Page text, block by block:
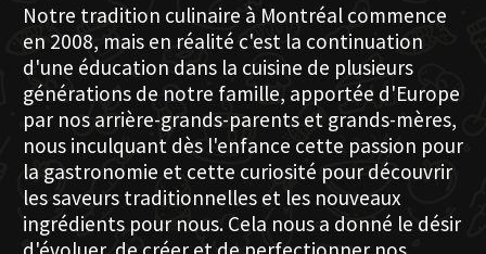
Notre tradition culinaire à Montréal commence
en 2008, mais en réalité c'est la continuation
d'une éducation dans la cuisine de plusieurs
générations de notre famille, apportée d'Europe
par nos arrière-grands-parents et grands-mères,
nous inculquant dès l'enfance cette passion pour
la gastronomie et cette curiosité pour découvrir
les saveurs traditionnelles et les nouveaux
ingrédients pour nous. Cela nous a donné le désir